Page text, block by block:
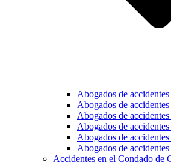
Abogados de
Abogados de
Abogados de
Abogados de
Abogados de
Abogados de
Accidentes en el Condado de